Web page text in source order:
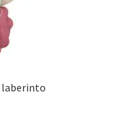
laberinto